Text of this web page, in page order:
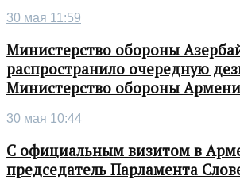
30 мая 11:59
Министерство обороны
распространило очередную
Министерство обороны
30 мая 10:44
С официальным визитом в
председатель Парламента